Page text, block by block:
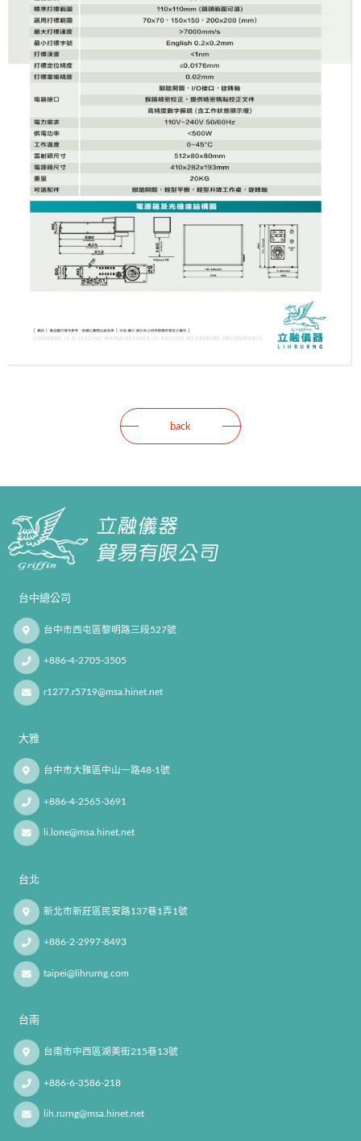
back
台中總公司
台中市西屯區黎明路三段527號
+886-4-2705-3505
r1277.r5719@msa.hinet.net
大雅
台中市大雅區中山一路48-1號
+886-4-2565-3691
li.lone@msa.hinet.net
台北
新北市新莊區民安路137巷1弄1號
+886-2-2997-8493
taipei@lihrurng.com
台南
台南市中西區湖美街215巷13號
+886-6-3586-218
lih.rurng@msa.hinet.net